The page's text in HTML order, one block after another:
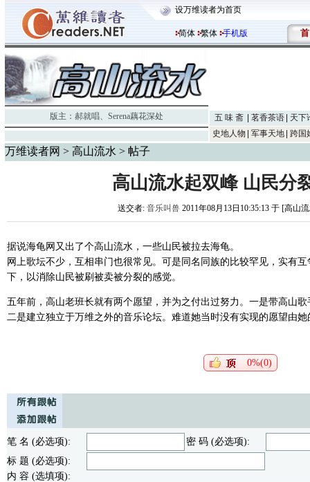
设万维读者为首页
简体 繁体 手机版 首
版主： 郝就唱、 Serena藕花深处 五 味 斋 茗香茶语
天下
史地人物
军事天地 跨国
万维读者网 > 高山流水 > 帖子
高山流水起双峰 山民分
送交者: 音乐叫兽2011年08月13日10:35:13 于 [高山
据说海龟网又出了个高山流水，一些山民被拉去海龟。
网上歌坛不少，互相串门也很常见。可是同名同族的比较罕见，实有
下，以消除山民被刷被卖被分裂的感觉。
五年前，高山老班长就有两个愿望，并为之付出过努力。一是带高山
二是建立独立于万维之外的音乐论坛。难道她当时没有实现的愿望由
0%(0)
笔 名 (必选项):
密 码 (必选项):
标 题 (必选项):
内 容 (选填项):